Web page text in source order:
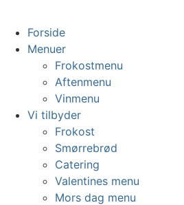
Forside
Menuer
Frokostmenu
Aftenmenu
Vinmenu
Vi tilbyder
Frokost
Smørrebrød
Catering
Valentines menu
Mors dag menu